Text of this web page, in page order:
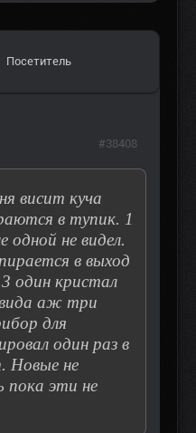
Посетитель
висит куча
в тупик. 1
одной не видел.
в выход
один кристал
вида аж три
для
один раз в
Новые не
пока эти не
#38408